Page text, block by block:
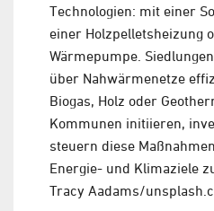
Technologien: mit einer
einer Holzpelletsheizung
Wärmepumpe.
über Nahwärmenetze
Biogas, Holz oder
Kommunen initiieren,
steuern diese
Energie- und Klimaziele
Tracy Aadams/